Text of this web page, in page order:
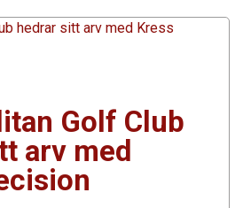
Golf Club
arv med